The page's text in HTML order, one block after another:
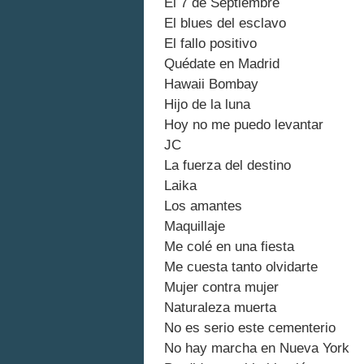
El blues del esclavo
El fallo positivo
Quédate en Madrid
Hawaii Bombay
Hijo de la luna
Hoy no me puedo levantar
JC
La fuerza del destino
Laika
Los amantes
Maquillaje
Me colé en una fiesta
Me cuesta tanto olvidarte
Mujer contra mujer
Naturaleza muerta
No es serio este cementerio
No hay marcha en Nueva York